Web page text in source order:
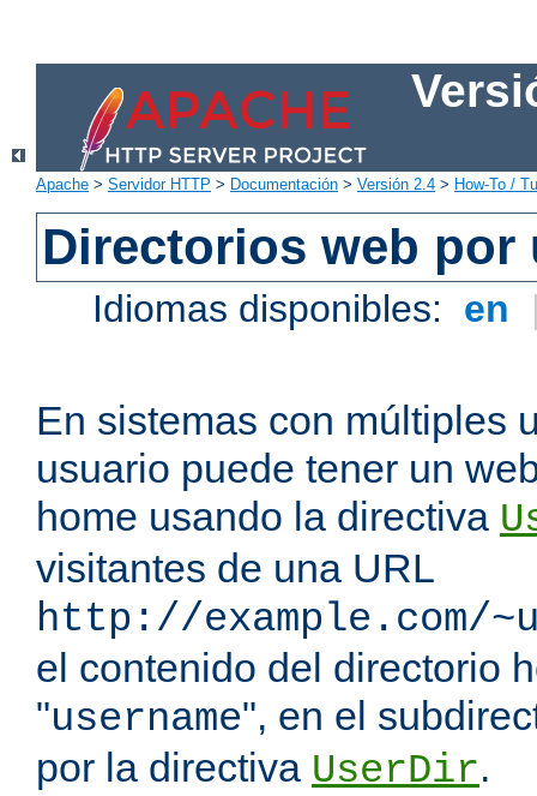
Apache > Servidor HTTP > Documentación > Versión 2.4 > How-To /
Directorios web por
Idiomas disponibles: en
En sistemas con múltiples
usuario puede tener un
home usando la directiva
visitantes de una URL
http://example.com/
el contenido del directorio
"username", en el
por la directiva UserDir.